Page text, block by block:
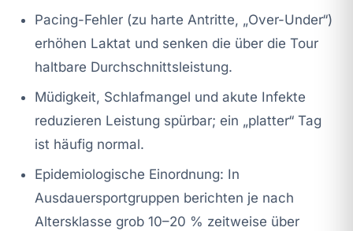
Pacing-Fehler (zu harte Antritte, „Over-Under“)
erhöhen Laktat und senken die über die Tour
haltbare Durchschnittsleistung.
Müdigkeit, Schlafmangel und akute Infekte
reduzieren Leistung spürbar; ein „platter“ Tag
ist häufig normal.
Epidemiologische Einordnung: In
Ausdauersportgruppen berichten je nach
Altersklasse grob 10–20 % zeitweise über